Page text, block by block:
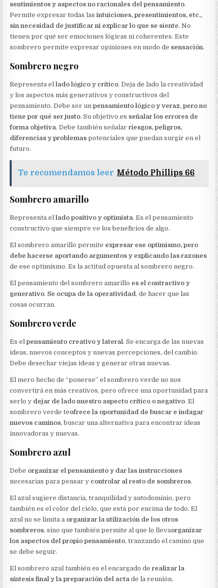
sentimientos y aspectos no racionales del pensamiento.
Permite expresar todas lasintuiciones, presentimientos, etc.,
sin necesidad de justificar ni explicar lo que se siente. No
tienen por qué ser emociones lógicas ni coherentes. Este
sombrero permite expresar opiniones en modo de sensación.
Sombrero negro
Representa ellado lógico y crítico. Deja de lado la creatividad
y los aspectos más generativos y constructivos del
pensamiento. Debe ser unpensamiento lógico y veraz, pero no
tiene por qué ser justo. Su objetivo es señalar los errores de
forma objetiva. Debe también señalarriesgos, peligros,
diferencias y problemas potenciales que puedan surgir en el
futuro.
Te recomendamos leer Método Phillips 66
Sombrero amarillo
Representa ellado positivo y optimista. Es el pensamiento
constructivo que siempre ve los beneficios de algo.
El sombrero amarillo permite expresar ese optimismo, pero
debe hacerse aportando argumentos y explicando las razones
de ese optimismo. Es la actitud opuesta al sombrero negro.
El pensamiento del sombrero amarillo es el contractivo y
generativo. Se ocupa de la operatividad , de hacer que las
cosas ocurran.
Sombrero verde
Es elpensamiento creativo y lateral . Se encarga de las nuevas
ideas, nuevos conceptos y nuevas percepciones, del cambio.
Debe desechar viejas ideas y generar otras nuevas.
El mero hecho de “ponerse” el sombrero verde no nos
convertirá en más creativos, pero ofrece una oportunidad para
serlo y dejar de lado nuestro aspecto crítico o negativo. El
sombrero verde teofrece la oportunidad de buscar e indagar
nuevos caminos, buscar una alternativa para encontrar ideas
innovadoras y nuevas.
Sombrero azul
Debe organizar el pensamiento y dar las instrucciones
necesarias para pensar y controlar al resto de sombreros.
El azul sugiere distancia, tranquilidad y autodominio, pero
también es el color del cielo, que está por encima de todo. El
azul no se limita a organizar la utilización de los otros
sombreros, sino que también permite al que lo llevaorganizar
los aspectos del propio pensamiento, tranzando el camino que
se debe seguir.
El sombrero azul también es el encargado derealizar la
síntesis final y la preparación del acta de la reunión.